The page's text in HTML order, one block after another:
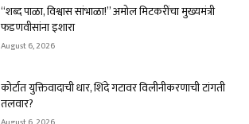
“शब्द पाळा, विश्वास सांभाळा!” अमोल मिटकरींचा मुख्यमंत्री
फडणवीसांना इशारा
August 6, 2026
कोर्टात युक्तिवादाची धार, शिंदे गटावर विलीनीकरणाची टांगती
तलवार?